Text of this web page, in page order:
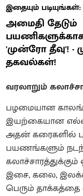
இதையும் படியுங்கள்:
அமைதி தேடும்
'முன்ரோ தீவு'! -
தகவல்கள்!
வரலாறும்
பழமையான
இயற்கையான
அதன் கரைகளில்
பயணங்களும்
இசை, கலை,
பெரும் தாக்கத்தை